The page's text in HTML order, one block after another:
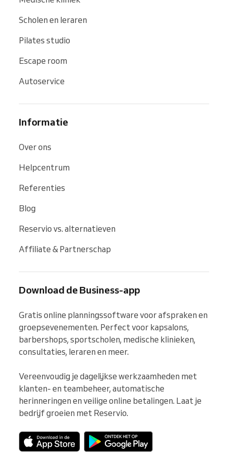
Scholen en leraren
Pilates studio
Escape room
Autoservice
Informatie
Over ons
Helpcentrum
Referenties
Blog
Reservio vs. alternatieven
Affiliate & Partnerschap
Download de Business-app
Gratis online planningssoftware voor afspraken en
groepsevenementen. Perfect voor kapsalons,
barbershops, sportscholen, medische klinieken,
consultaties, leraren en meer.
Vereenvoudig je dagelijkse werkzaamheden met
klanten- en teambeheer, automatische
herinneringen en veilige online betalingen. Laat je
bedrijf groeien met Reservio.